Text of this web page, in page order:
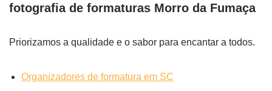
fotografia de formaturas Morro da Fumaça
Priorizamos a qualidade e o sabor para encantar a todos.
Organizadores de formatura em SC